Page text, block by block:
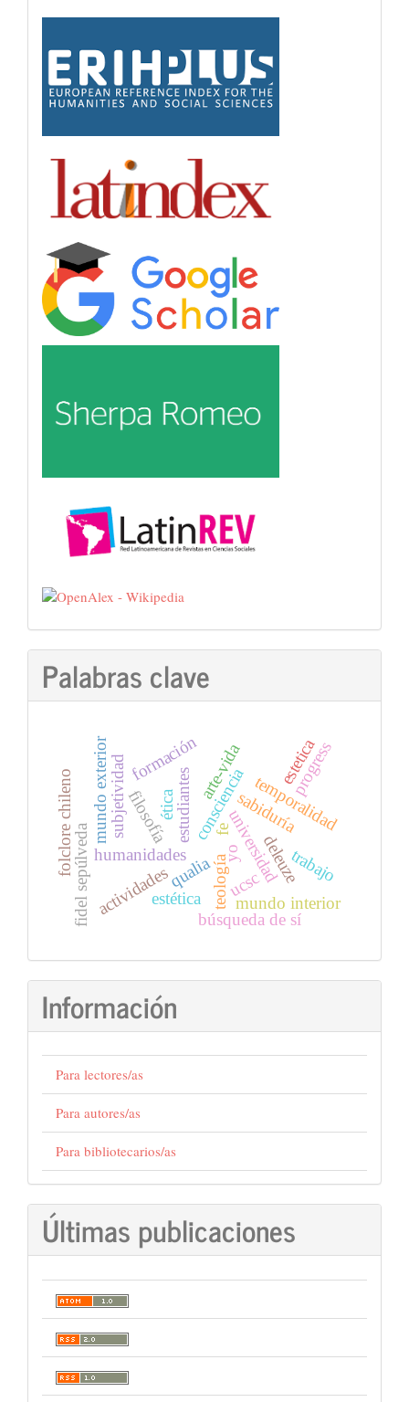
Palabras clave
humanidades teología
filosofía sabiduría
deleuze
consciencia
qualia
subjetividad
universidad
formación
estudiantes
actividades
temporalidad
búsqueda de sí
mundo interior
mundo exterior
fidel sepúlveda
arte-vida
folclore chileno ética
estética
progress
yo
fe
ucsc trabajo
estetica
Información
Para lectores/as
Para autores/as
Para bibliotecarios/as
Últimas publicaciones